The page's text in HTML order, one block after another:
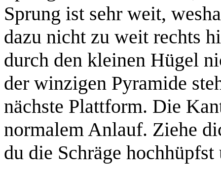
Sprung ist sehr weit,
dazu nicht zu weit rechts
durch den kleinen Hügel
der winzigen Pyramide
nächste Plattform. Die
normalem Anlauf. Ziehe
du die Schräge